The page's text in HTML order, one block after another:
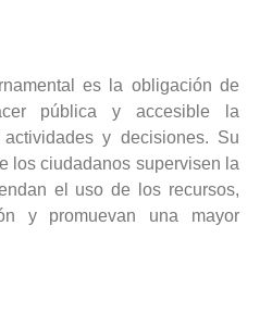
es la obligación de
pública y accesible la
y decisiones. Su
los ciudadanos supervisen la
el uso de los recursos,
y promuevan una mayor